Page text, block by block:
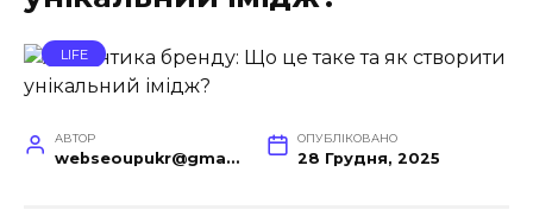
LIFE
АВТОР
webseoupukr@gmail.com
ОПУБЛІКОВАНО
28 Грудня, 2025